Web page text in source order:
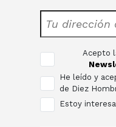
Acepto
He leído y
de Diez
Estoy